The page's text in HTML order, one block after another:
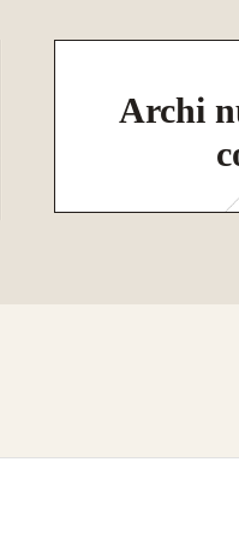
Archi